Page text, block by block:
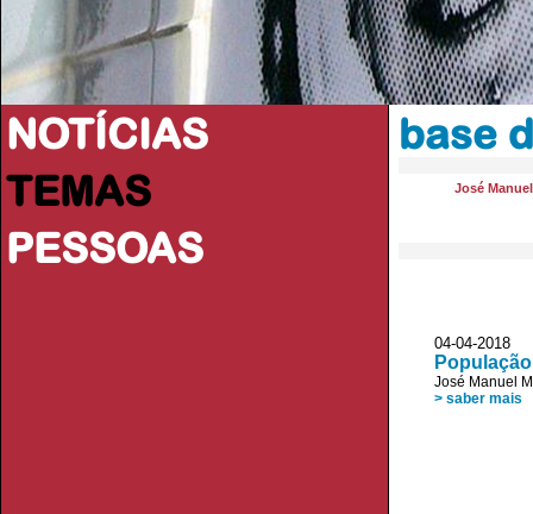
NOTÍCIAS
TEMAS
PESSOAS
base
José
04-04-2018
José Manuel
> saber mais